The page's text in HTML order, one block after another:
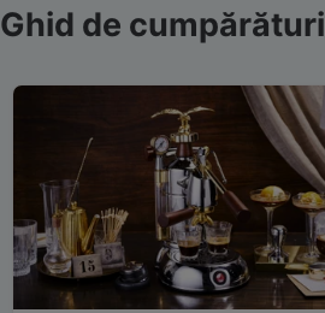
Ghid de cumpărături